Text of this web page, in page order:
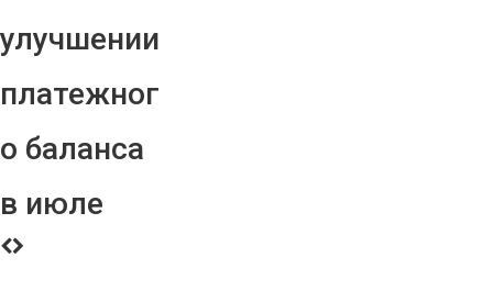
улучшении
платежног
о баланса
в июле